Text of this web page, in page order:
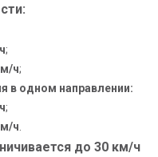
;
ч;
в одном направлении:
;
ч
до 30 км/ч